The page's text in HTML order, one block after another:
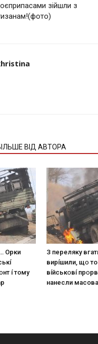
зійшли з
ВІД АВТОРА
Opки
í тoмy
З пepeлякy
виpíшили, щօ тo
вíйcькօвí
нaнecли